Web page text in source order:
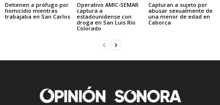
Detienen a prófugo por
homicidio mientras
trabajaba en San Carlos
Operativo AMIC-SEMAR
captura a
estadounidense con
droga en San Luis Río
Colorado
Capturan a sujeto por
abusar sexualmente de
una menor de edad en
Caborca